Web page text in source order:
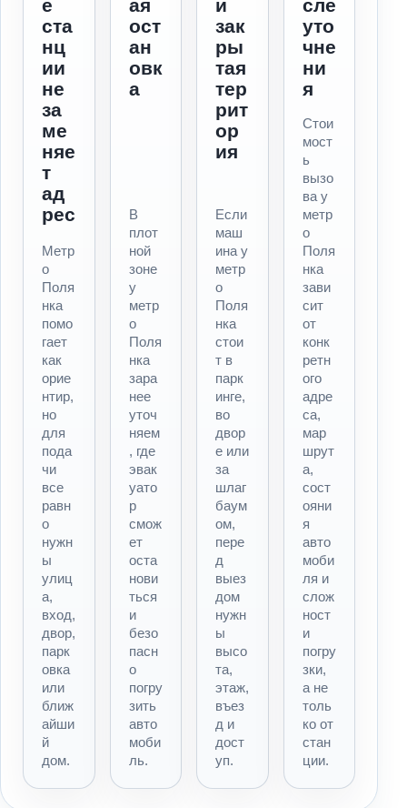
е
ста
нц
ии
не
за
ме
няе
т
ад
рес
Метр
о
Поля
нка
помо
гает
как
орие
нтир,
но
для
пода
чи
все
равн
о
нужн
ы
улиц
а,
вход,
двор,
парк
овка
или
ближ
айши
й
дом.
ая
ост
ан
овк
а
В
плот
ной
зоне
у
метр
о
Поля
нка
зара
нее
уточ
няем
, где
эвак
уато
р
смож
ет
оста
нови
ться
и
безо
пасн
о
погру
зить
авто
моби
ль.
и
зак
ры
тая
тер
рит
ор
ия
Если
маш
ина у
метр
о
Поля
нка
стои
т в
парк
инге,
во
двор
е или
за
шлаг
баум
ом,
пере
д
выез
дом
нужн
ы
высо
та,
этаж,
въез
д и
дост
уп.
сле
уто
чне
ни
я
Стои
мост
ь
вызо
ва у
метр
о
Поля
нка
зави
сит
от
конк
ретн
ого
адре
са,
мар
шрут
а,
сост
ояни
я
авто
моби
ля и
слож
ност
и
погру
зки,
а не
толь
ко от
стан
ции.